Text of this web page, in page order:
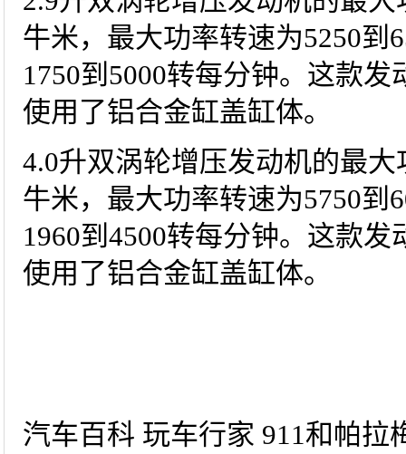
牛米，最大功率转速为5250到
1750到5000转每分钟。这款
使用了铝合金缸盖缸体。
4.0升双涡轮增压发动机的最
牛米，最大功率转速为5750到
1960到4500转每分钟。这款
使用了铝合金缸盖缸体。
汽车百科 玩车行家 911和帕拉